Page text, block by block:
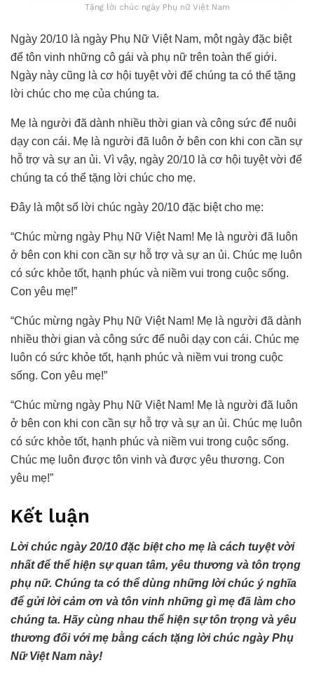
Tặng lời chúc ngày Phụ nữ Việt Nam
Ngày 20/10 là ngày Phụ Nữ Việt Nam, một ngày đặc biệt
để tôn vinh những cô gái và phụ nữ trên toàn thế giới.
Ngày này cũng là cơ hội tuyệt vời để chúng ta có thể tặng
lời chúc cho mẹ của chúng ta.
Mẹ là người đã dành nhiều thời gian và công sức để nuôi
dạy con cái. Mẹ là người đã luôn ở bên con khi con cần sự
hỗ trợ và sự an ủi. Vì vậy, ngày 20/10 là cơ hội tuyệt vời để
chúng ta có thể tặng lời chúc cho mẹ.
Đây là một số lời chúc ngày 20/10 đặc biệt cho mẹ:
“Chúc mừng ngày Phụ Nữ Việt Nam! Mẹ là người đã luôn
ở bên con khi con cần sự hỗ trợ và sự an ủi. Chúc mẹ luôn
có sức khỏe tốt, hạnh phúc và niềm vui trong cuộc sống.
Con yêu mẹ!”
“Chúc mừng ngày Phụ Nữ Việt Nam! Mẹ là người đã dành
nhiều thời gian và công sức để nuôi dạy con cái. Chúc mẹ
luôn có sức khỏe tốt, hạnh phúc và niềm vui trong cuộc
sống. Con yêu mẹ!”
“Chúc mừng ngày Phụ Nữ Việt Nam! Mẹ là người đã luôn
ở bên con khi con cần sự hỗ trợ và sự an ủi. Chúc mẹ luôn
có sức khỏe tốt, hạnh phúc và niềm vui trong cuộc sống.
Chúc mẹ luôn được tôn vinh và được yêu thương. Con
yêu mẹ!”
Kết luận
Lời chúc ngày 20/10 đặc biệt cho mẹ là cách tuyệt vời
nhất để thể hiện sự quan tâm, yêu thương và tôn trọng
phụ nữ. Chúng ta có thể dùng những lời chúc ý nghĩa
để gửi lời cảm ơn và tôn vinh những gì mẹ đã làm cho
chúng ta. Hãy cùng nhau thể hiện sự tôn trọng và yêu
thương đối với mẹ bằng cách tặng lời chúc ngày Phụ
Nữ Việt Nam này!